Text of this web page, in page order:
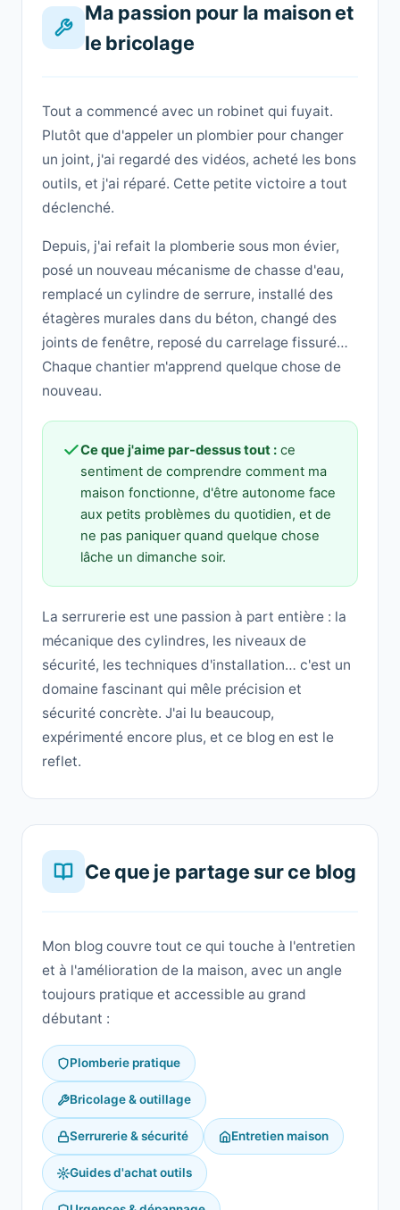
Ma passion pour la maison et
le bricolage
Tout a commencé avec un robinet qui fuyait.
Plutôt que d'appeler un plombier pour changer
un joint, j'ai regardé des vidéos, acheté les bons
outils, et j'ai réparé. Cette petite victoire a tout
déclenché.
Depuis, j'ai refait la plomberie sous mon évier,
posé un nouveau mécanisme de chasse d'eau,
remplacé un cylindre de serrure, installé des
étagères murales dans du béton, changé des
joints de fenêtre, reposé du carrelage fissuré…
Chaque chantier m'apprend quelque chose de
nouveau.
Ce que j'aime par-dessus tout : ce
sentiment de comprendre comment ma
maison fonctionne, d'être autonome face
aux petits problèmes du quotidien, et de
ne pas paniquer quand quelque chose
lâche un dimanche soir.
La serrurerie est une passion à part entière : la
mécanique des cylindres, les niveaux de
sécurité, les techniques d'installation… c'est un
domaine fascinant qui mêle précision et
sécurité concrète. J'ai lu beaucoup,
expérimenté encore plus, et ce blog en est le
reflet.
Ce que je partage sur ce blog
Mon blog couvre tout ce qui touche à l'entretien
et à l'amélioration de la maison, avec un angle
toujours pratique et accessible au grand
débutant :
Plomberie pratique
Bricolage & outillage
Serrurerie & sécurité Entretien maison
Guides d'achat outils